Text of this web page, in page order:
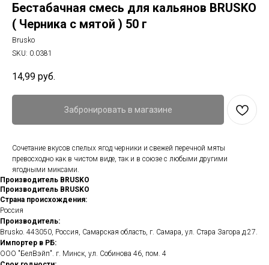
Бестабачная смесь для кальянов BRUSKO
( Черника с мятой ) 50 г
Brusko
SKU: 0.0381
14,99 руб.
Забронировать в магазине
Сочетание вкусов спелых ягод черники и свежей перечной мяты
превосходно как в чистом виде, так и в союзе с любыми другими
ягодными миксами.
Производитель BRUSKO
Производитель BRUSKO
Страна происхождения:
Россия
Производитель:
Brusko. 443050, Россия, Самарская область, г. Самара, ул. Стара Загора д.27.
Импортер в РБ:
ООО "БелВэйп". г. Минск, ул. Собинова 46, пом. 4